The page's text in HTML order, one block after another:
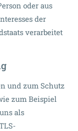
oder aus
der
verarbeitet
und zum Schutz
zum Beispiel
als